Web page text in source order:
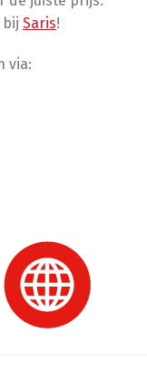
bij Saris!
via: